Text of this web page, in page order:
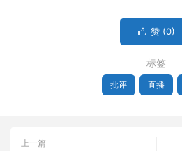
 赞 (0)
标签
批评 直播
上一篇